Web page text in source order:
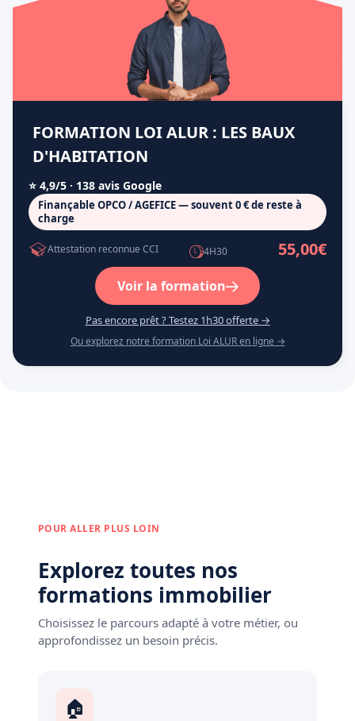
FORMATION LOI ALUR : LES BAUX
D'HABITATION
⭐ 4,9/5 · 138 avis Google
Finançable OPCO / AGEFICE — souvent 0 € de reste à
charge
Attestation reconnue CCI 4H30 55,00€
Voir la formation
Pas encore prêt ? Testez 1h30 offerte →
Ou explorez notre formation Loi ALUR en ligne →
POUR ALLER PLUS LOIN
Explorez toutes nos
formations immobilier
Choisissez le parcours adapté à votre métier, ou
approfondissez un besoin précis.
🏠